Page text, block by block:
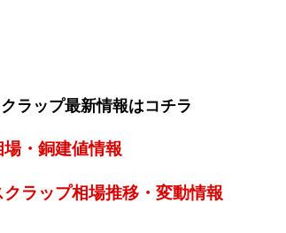
ラップ最新情報はコチラ
・銅建値情報
ラップ相場推移・変動情報